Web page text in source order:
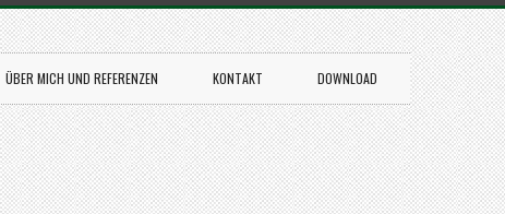
ÜBER MICH UND REFERENZEN KONTAKT DOWNLOAD